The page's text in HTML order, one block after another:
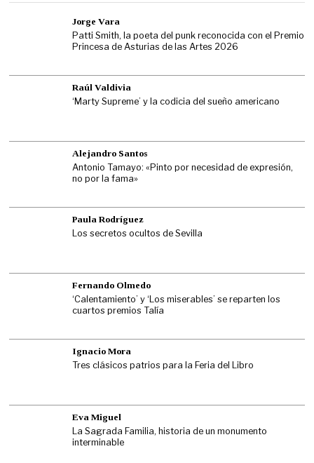
Jorge Vara
Patti Smith, la poeta del punk reconocida con el Premio
Princesa de Asturias de las Artes 2026
Raúl Valdivia
‘Marty Supreme’ y la codicia del sueño americano
Alejandro Santos
Antonio Tamayo: «Pinto por necesidad de expresión,
no por la fama»
Paula Rodríguez
Los secretos ocultos de Sevilla
Fernando Olmedo
‘Calentamiento’ y ‘Los miserables’ se reparten los
cuartos premios Talía
Ignacio Mora
Tres clásicos patrios para la Feria del Libro
Eva Miguel
La Sagrada Familia, historia de un monumento
interminable